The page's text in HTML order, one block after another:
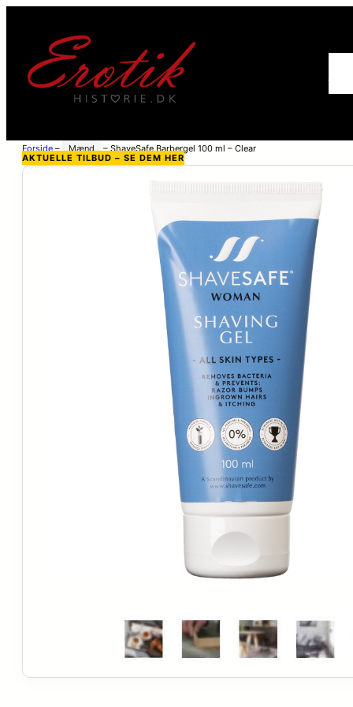
Forside– Mænd –ShaveSafe Barbergel 100 ml – Clear
AKTUELLE TILBUD – SE DEM HER